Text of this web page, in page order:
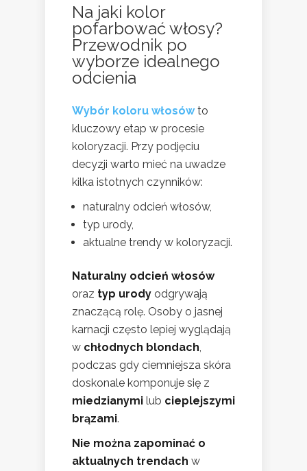
Na jaki kolor
pofarbować włosy?
Przewodnik po
wyborze idealnego
odcienia
Wybór koloru włosówto
kluczowy etap w procesie
koloryzacji. Przy podjęciu
decyzji warto mieć na uwadze
kilka istotnych czynników:
naturalny odcień włosów,
typ urody,
aktualne trendy w koloryzacji.
Naturalny odcień włosów
oraz typ urody odgrywają
znaczącą rolę. Osoby o jasnej
karnacji często lepiej wyglądają
w chłodnych blondach
podczas gdy ciemniejsza skóra
doskonale komponuje się z
miedzianymi lub cieplejszymi
brązami.
Nie można zapominać o
aktualnych trendach w